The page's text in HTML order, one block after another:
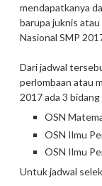
mendapatkanya
barupa juknis
Nasional SMP
Dari jadwal
perlombaan atau
2017 ada 3
OSN
OSN Ilmu
OSN Ilmu
Untuk jadwal